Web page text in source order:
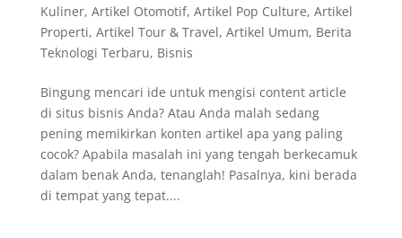
Kuliner, Artikel Otomotif, Artikel Pop Culture, Artikel
Properti, Artikel Tour & Travel, Artikel Umum, Berita
Teknologi Terbaru, Bisnis
Bingung mencari ide untuk mengisi content article
di situs bisnis Anda? Atau Anda malah sedang
pening memikirkan konten artikel apa yang paling
cocok? Apabila masalah ini yang tengah berkecamuk
dalam benak Anda, tenanglah! Pasalnya, kini berada
di tempat yang tepat....